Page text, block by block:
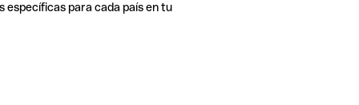
específicas para cada país en tu